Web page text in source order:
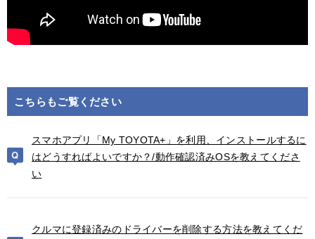
こちらもご覧ください
スマホアプリ「My TOYOTA+」を利用、インストールするに
はどうすればよいですか？/動作確認済みOSを教えてくださ
い
クルマに登録済みのドライバーを削除する方法を教えてくだ